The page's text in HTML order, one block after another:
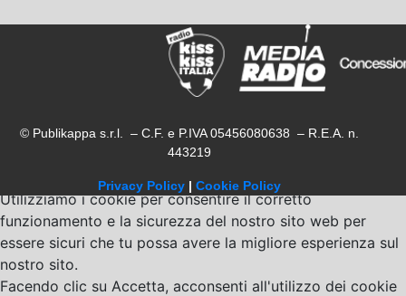
© Publikappa s.r.l. – C.F. e P.IVA 05456080638 – R.E.A. n.
443219
Privacy Policy | Cookie Policy
Utilizziamo i cookie per consentire il corretto
funzionamento e la sicurezza del nostro sito web per
essere sicuri che tu possa avere la migliore esperienza sul
nostro sito.
Facendo clic su Accetta, acconsenti all'utilizzo dei cookie